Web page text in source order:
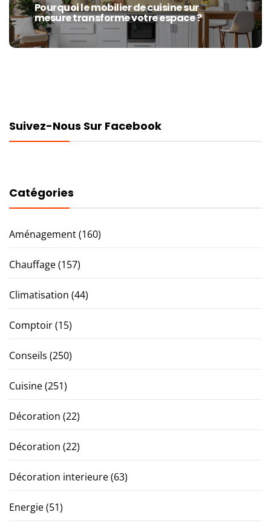
Next
post:
Pourquoi le mobilier de cuisine sur
mesure transforme votre espace ?
Suivez-Nous Sur Facebook
Catégories
Aménagement(160)
Chauffage(157)
Climatisation (44)
Comptoir(15)
Conseils (250)
Cuisine(251)
Décoration (22)
Décoration (22)
Décoration interieure(63)
Energie(51)